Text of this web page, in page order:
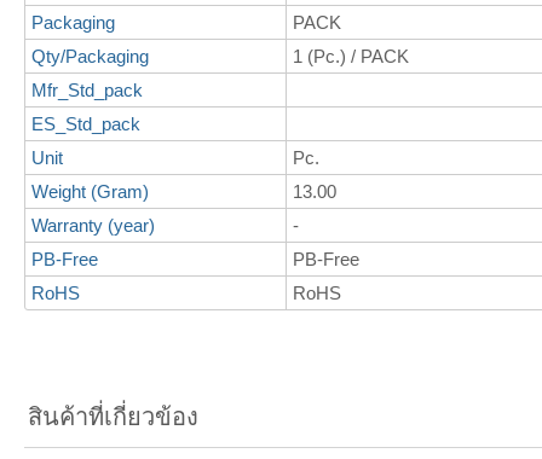
Packaging
PACK
Qty/Packaging
1 (Pc.) / PACK
Mfr_Std_pack
ES_Std_pack
Unit
Pc.
Weight (Gram)
13.00
Warranty (year)
-
PB-Free
PB-Free
RoHS
RoHS
สินค้าที่เกี่ยวข้อง